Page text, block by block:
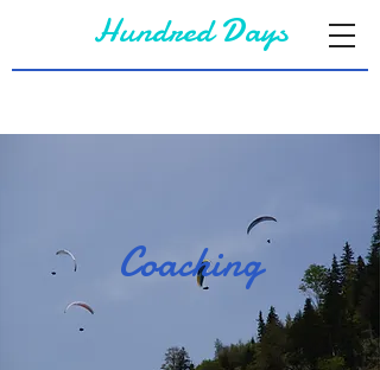
Hundred Days
Coaching